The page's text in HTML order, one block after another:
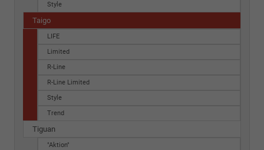
Style
Taigo
LIFE
Limited
R-Line
R-Line Limited
Style
Trend
Tiguan
"Aktion"